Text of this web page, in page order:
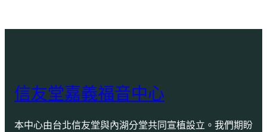
信友堂嘉義福音中心
本中心由台北信友堂與內湖分堂共同宣植設立。我們期盼